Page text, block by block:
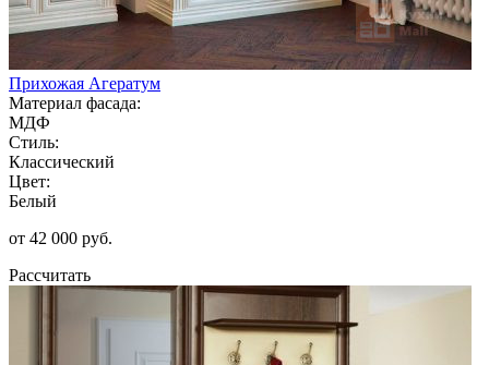
Прихожая Агератум
Материал фасада:
МДФ
Стиль:
Классический
Цвет:
Белый
от 42 000 руб.
Рассчитать